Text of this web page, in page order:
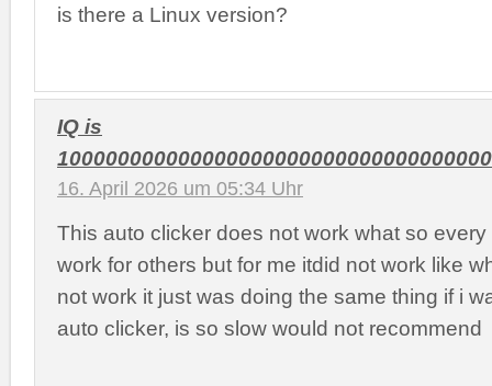
is there a Linux version?
IQ is
16. April 2026 um 05:34 Uhr
This auto clicker does not work what so every
work for others but for me itdid not work like
not work it just was doing the same thing if i
auto clicker, is so slow would not recommend